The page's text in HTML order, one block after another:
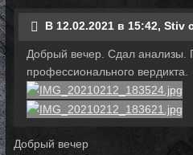
В 12.02.2021 в 15:42, Stiv
Добрый вечер. Сдал анализы.
профессионального вердикта.
Добрый вечер